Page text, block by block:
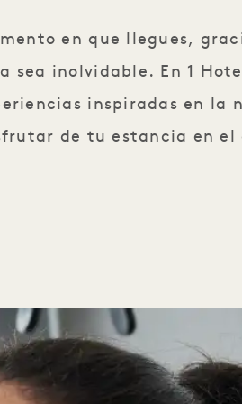
en que llegues,
sea inolvidable. En 1
inspiradas en
de tu estancia en el